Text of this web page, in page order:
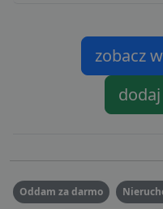
zobacz
dodaj
Oddam za darmo